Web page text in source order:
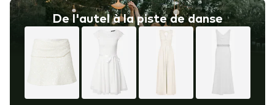
De l'autel à la piste de danse